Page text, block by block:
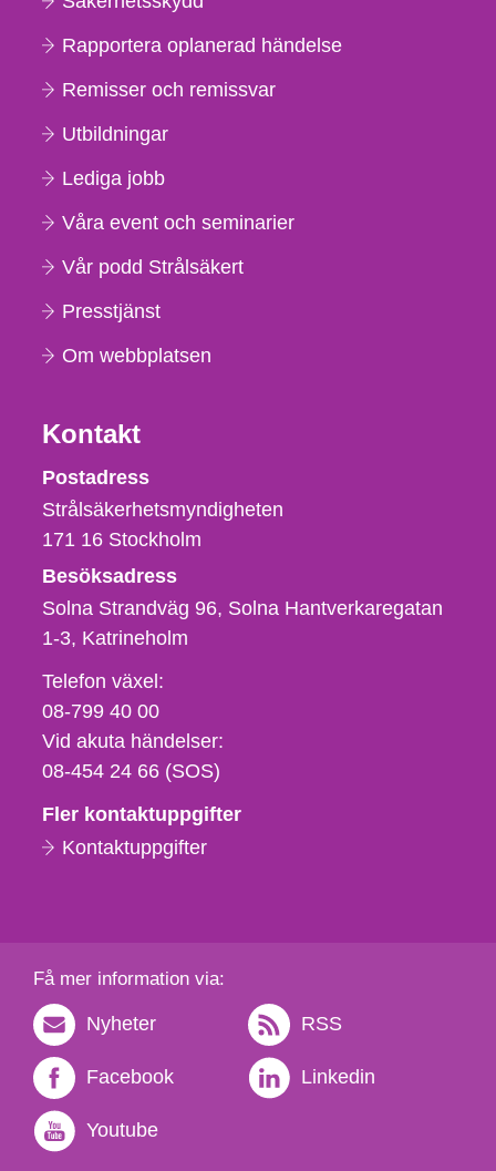
Rapportera oplanerad händelse
Remisser och remissvar
Utbildningar
Lediga jobb
Våra event och seminarier
Vår podd Strålsäkert
Presstjänst
Om webbplatsen
Kontakt
Strålsäkerhetsmyndigheten
Postadress
Strålsäkerhetsmyndigheten
171 16 Stockholm
Besöksadress
Solna Strandväg 96, Solna Hantverkaregatan
1-3 Katrineholm
Telefon,
fax
och
e-
Telefon växel:
08-799 40 00
Vid akuta händelser:
08-454 24 66 (SOS)
Fler kontaktuppgifter
Kontaktuppgifter
Få mer information via:
Nyheter RSS
Facebook Linkedin
Youtube